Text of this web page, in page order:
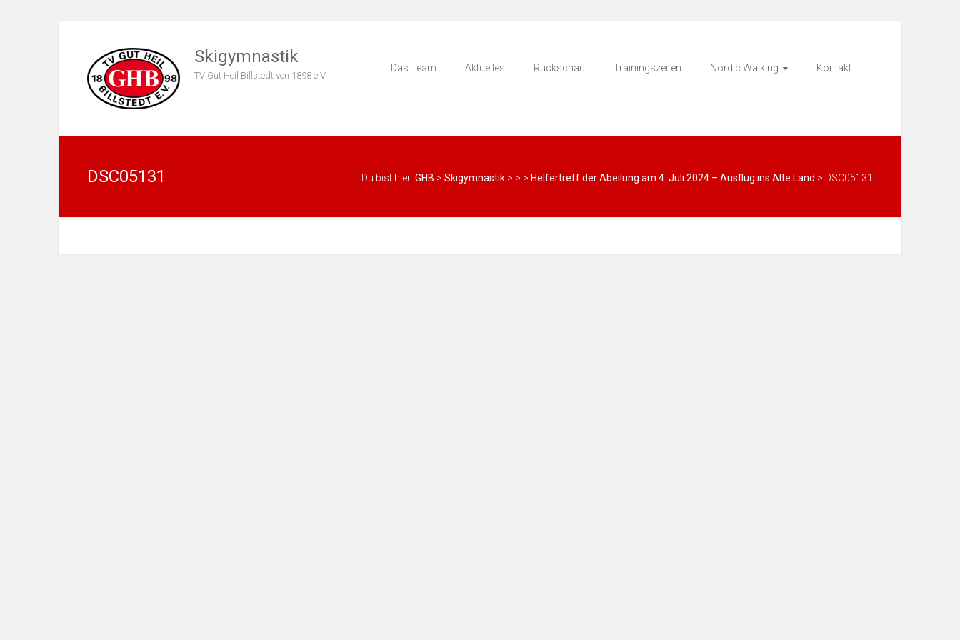
Skigymnastik
TV Gut Heil Billstedt von 1898 e.V.
Das Team Aktuelles Rückschau Trainingszeiten Nordic Walking Kontakt
DSC05131 Du bist hier: GHB > Skigymnastik > > > Helfertreff der Abeilung am 4. Juli 2024 – Ausflug ins Alte Land > DSC05131